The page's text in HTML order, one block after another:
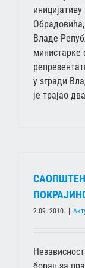
Владе
министарке
у згради
је трајао
2.09. 2010.